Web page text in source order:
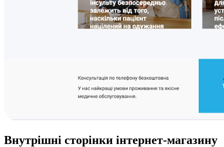
Внутрішні сторінки інтернет-магазину